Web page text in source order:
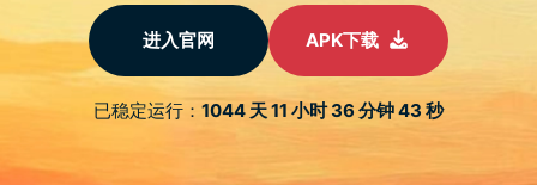
Standard 和 Business Premium 的用户收取每月 30 美元的使
用费。
365 Copilot 价格不菲
这笔额外的费用将使得已经付费使用 365 E3 的公司，每位用户